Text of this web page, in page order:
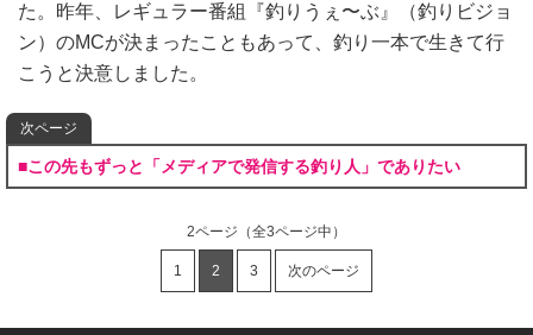
た。昨年、レギュラー番組『釣りうぇ〜ぶ』（釣りビジョ
ン）のMCが決まったこともあって、釣り一本で生きて行
こうと決意しました。
次ページ
■この先もずっと「メディアで発信する釣り人」でありたい
2ページ （全3ページ中）
1 2 3 次のページ